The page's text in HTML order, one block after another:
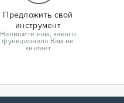
Предложить свой
инструмент
Напишите нам, какого
функционала Вам не
хватает